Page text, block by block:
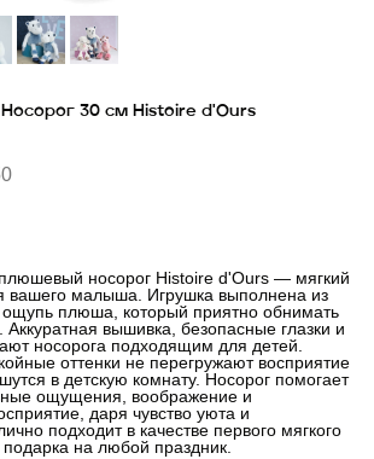
30 см Histoire d'Ours
носорог Histoire d'Ours — мягкий
вашего малыша. Игрушка выполнена из
ощупь плюша, который приятно обнимать
Аккуратная вышивка, безопасные глазки и
носорога подходящим для детей.
оттенки не перегружают восприятие
в детскую комнату. Носорог помогает
ощущения, воображение и
даря чувство уюта и
подходит в качестве первого мягкого
подарка на любой праздник.